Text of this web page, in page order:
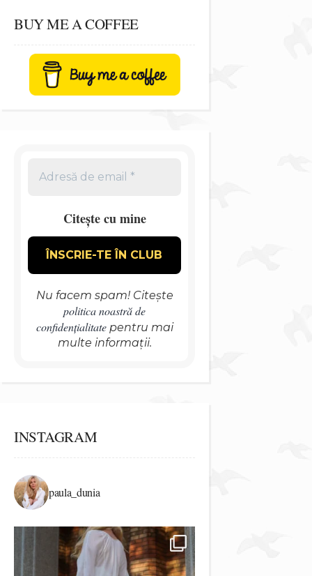
BUY ME A COFFEE
Citește cu mine
Nu facem spam! Citește
politica noastră de
confidențialitatepentru mai
multe informații.
INSTAGRAM
paula_dunia